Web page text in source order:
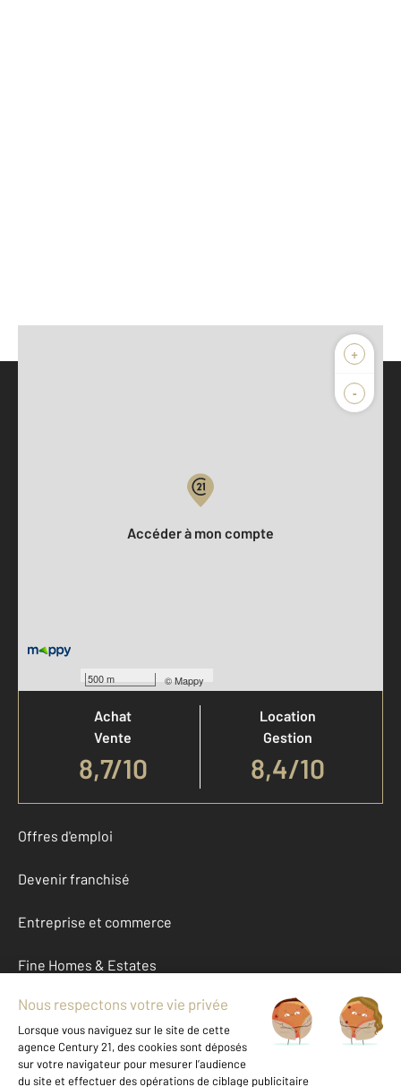
+
-
500 m ©Mappy
Accéder à mon compte
Votre agence est notée
Achat
Vente
8,7/10
Location
Gestion
8,4/10
Offres d'emploi
Devenir franchisé
Entreprise et commerce
Fine Homes & Estates
À propos
International